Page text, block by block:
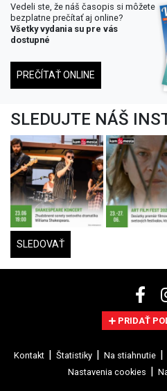
Vedeli ste, že náš časopis si môžete
bezplatne prečítať aj online?
Všetky vydania su pre vás
dostupné
PREČÍTAŤ ONLINE
SLEDUJTE NÁŠ
SLEDOVAŤ
PRIDAŤ
Kontakt Štatistiky Na stiahnutie
Nastavenia cookies